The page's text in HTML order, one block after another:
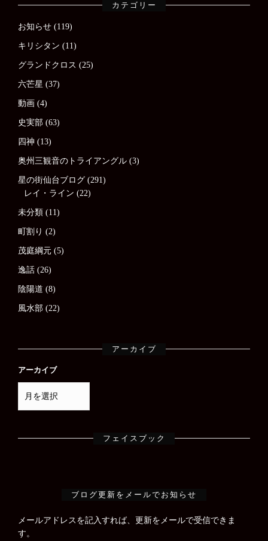
カテゴリー
お知らせ (119)
キリシタン (11)
グランドクロス (25)
六芒星 (37)
動画 (4)
史実部 (63)
四神 (13)
奥州三観音のトライアングル (3)
星の街仙台ブログ (291)
レイ・ライン (22)
未分類 (11)
町割り (2)
茂庭綱元 (5)
逸話 (26)
陰陽道 (8)
風水部 (22)
アーカイブ
アーカイブ
フェイスブック
ブログ更新をメールでお知らせ
メールアドレスを記入すれば、更新をメールで受信できま
す。